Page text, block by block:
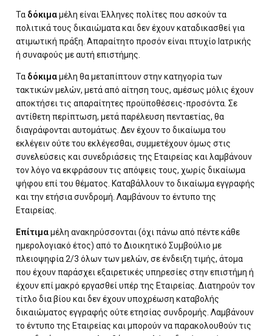
Τα δόκιμαμέλη είναι Έλληνες πολίτες που ασκούν τα
πολιτικά τους δικαιώματα και δεν έχουν καταδικασθεί για
ατιμωτική πράξη. Απαραίτητο προσόν είναι πτυχίο Ιατρικής
ή συναφούς με αυτή επιστήμης.
Τα δόκιμαμέλη θα μεταπίπτουν στην κατηγορία των
τακτικών μελών, μετά από αίτηση τους, αμέσως μόλις έχουν
αποκτήσει τις απαραίτητες προϋποθέσεις-προσόντα. Σε
αντίθετη περίπτωση, μετά παρέλευση πενταετίας, θα
διαγράφονται αυτομάτως. Δεν έχουν το δικαίωμα του
εκλέγειν ούτε του εκλέγεσθαι, συμμετέχουν όμως στις
συνελεύσεις και συνεδριάσεις της Εταιρείας και λαμβάνουν
τον λόγο να εκφράσουν τις απόψεις τους, χωρίς δικαίωμα
ψήφου επί του θέματος. Καταβάλλουν το δικαίωμα εγγραφής
και την ετήσια συνδρομή. Λαμβάνουν το έντυπο της
Εταιρείας.
Επίτιμαμέλη ανακηρύσσονται (όχι πάνω από πέντε κάθε
ημερολογιακό έτος) από το Διοικητικό Συμβούλιο με
πλειοψηφία 2/3 όλων των μελών, σε ένδειξη τιμής, άτομα
που έχουν παράσχει εξαιρετικές υπηρεσίες στην επιστήμη ή
έχουν επί μακρό εργασθεί υπέρ της Εταιρείας. Διατηρούν τον
τίτλο δια βίου και δεν έχουν υποχρέωση καταβολής
δικαιώματος εγγραφής ούτε ετησίας συνδρομής. Λαμβάνουν
το έντυπο της Εταιρείας και μπορούν να παρακολουθούν τις